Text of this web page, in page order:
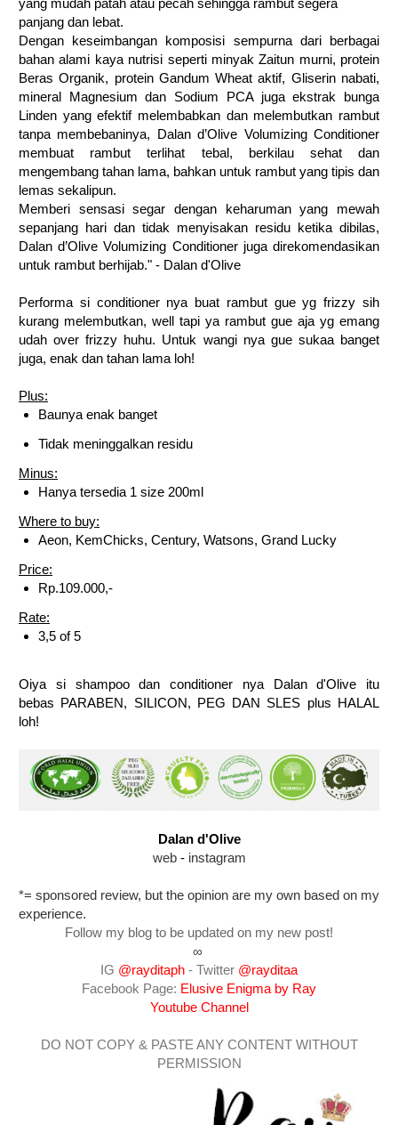
panjang dan lebat.
Dengan keseimbangan komposisi sempurna dari berbagai
bahan alami kaya nutrisi seperti minyak Zaitun murni, protein
Beras Organik, protein Gandum Wheat aktif, Gliserin nabati,
mineral Magnesium dan Sodium PCA juga ekstrak bunga
Linden yang efektif melembabkan dan melembutkan rambut
tanpa membebaninya, Dalan d’Olive Volumizing Conditioner
membuat rambut terlihat tebal, berkilau sehat dan
mengembang tahan lama, bahkan untuk rambut yang tipis dan
lemas sekalipun.
Memberi sensasi segar dengan keharuman yang mewah
sepanjang hari dan tidak menyisakan residu ketika dibilas,
Dalan d’Olive Volumizing Conditioner juga direkomendasikan
untuk rambut berhijab." - Dalan d'Olive
Performa si conditioner nya buat rambut gue yg frizzy sih
kurang melembutkan, well tapi ya rambut gue aja yg emang
udah over frizzy huhu. Untuk wangi nya gue sukaa banget
juga, enak dan tahan lama loh!
Plus:
Baunya enak banget
Tidak meninggalkan residu
Minus:
Hanya tersedia 1 size 200ml
Where to buy:
Aeon, KemChicks, Century, Watsons, Grand Lucky
Price:
Rp.109.000,-
Rate:
3,5 of 5
Oiya si shampoo dan conditioner nya Dalan d'Olive itu
bebas PARABEN, SILICON, PEG DAN SLES plus HALAL
loh!
Dalan d'Olive
web- instagram
*= sponsored review, but the opinion are my own based on my
experience.
Follow my blog to be updated on my new post!
∞
IG @rayditaph - Twitter @rayditaa
Facebook Page: Elusive Enigma by Ray
Youtube Channel
DO NOT COPY & PASTE ANY CONTENT WITHOUT
PERMISSION